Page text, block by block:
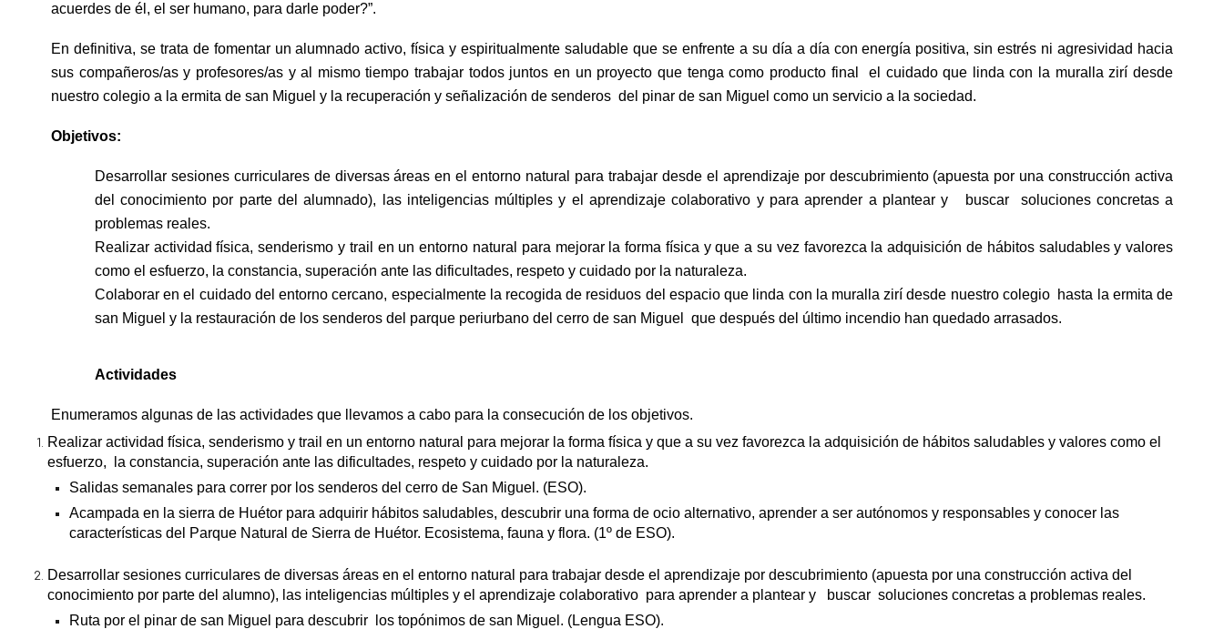
acuerdes de él, el ser humano, para darle poder?”.
En definitiva, se trata de fomentar un alumnado activo, física y espiritualmente saludable que se enfrente a su día a día con energía positiva, sin estrés ni agresividad hacia
sus compañeros/as y profesores/as y al mismo tiempo trabajar todos juntos en un proyecto que tenga como producto final el cuidado que linda con la muralla zirí desde
nuestro colegio a la ermita de san Miguel y la recuperación y señalización de senderos del pinar de san Miguel como un servicio a la sociedad.
Objetivos:
Desarrollar sesiones curriculares de diversas áreas en el entorno natural para trabajar desde el aprendizaje por descubrimiento (apuesta por una construcción activa
del conocimiento por parte del alumnado), las inteligencias múltiples y el aprendizaje colaborativo y para aprender a plantear y buscar soluciones concretas a
problemas reales.
Realizar actividad física, senderismo y trail en un entorno natural para mejorar la forma física y que a su vez favorezca la adquisición de hábitos saludables y valores
como el esfuerzo, la constancia, superación ante las dificultades, respeto y cuidado por la naturaleza.
Colaborar en el cuidado del entorno cercano, especialmente la recogida de residuos del espacio que linda con la muralla zirí desde nuestro colegio hasta la ermita de
san Miguel y la restauración de los senderos del parque periurbano del cerro de san Miguel que después del último incendio han quedado arrasados.
Actividades
Enumeramos algunas de las actividades que llevamos a cabo para la consecución de los objetivos.
Realizar actividad física, senderismo y trail en un entorno natural para mejorar la forma física y que a su vez favorezca la adquisición de hábitos saludables y valores como el
esfuerzo, la constancia, superación ante las dificultades, respeto y cuidado por la naturaleza.
Salidas semanales para correr por los senderos del cerro de San Miguel. (ESO).
Acampada en la sierra de Huétor para adquirir hábitos saludables, descubrir una forma de ocio alternativo, aprender a ser autónomos y responsables y conocer las
características del Parque Natural de Sierra de Huétor. Ecosistema, fauna y flora. (1º de ESO).
Desarrollar sesiones curriculares de diversas áreas en el entorno natural para trabajar desde el aprendizaje por descubrimiento (apuesta por una construcción activa del
conocimiento por parte del alumno), las inteligencias múltiples y el aprendizaje colaborativo para aprender a plantear y buscar soluciones concretas a problemas reales.
Ruta por el pinar de san Miguel para descubrir los topónimos de san Miguel. (Lengua ESO).